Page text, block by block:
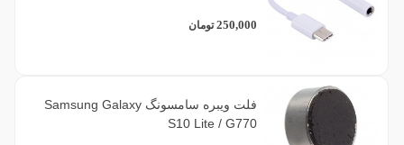
250,000 تومان
فلت ویبره سامسونگ Samsung Galaxy
S10 Lite / G770